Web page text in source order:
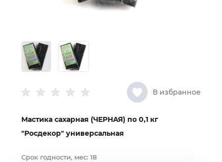
В избранное
Мастика сахарная (ЧЕРНАЯ) по 0,1 кг
"Росдекор" универсальная
Срок годности, мес: 18